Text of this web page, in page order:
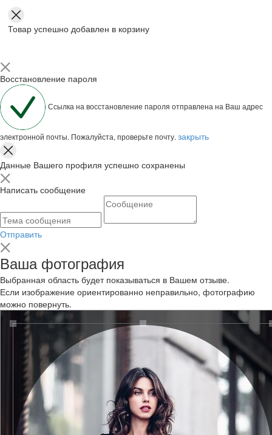
Товар успешно добавлен в корзину
Восстановление пароля
Ссылка на восстановление пароля отправлена на Ваш адрес
электронной почты. Пожалуйста, проверьте почту. закрыть
Данные Вашего профиля успешно сохранены
Написать сообщение
Отправить
Ваша фотография
Выбранная область будет показываться в Вашем отзыве.
Если изображение ориентированно неправильно, фотографию
можно повернуть.